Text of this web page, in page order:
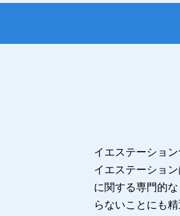
イエステーショ
イエステーショ
に関する専門的
らないことにも